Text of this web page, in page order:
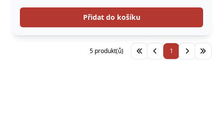
Přidat do košíku
1
5 produkt(ů)